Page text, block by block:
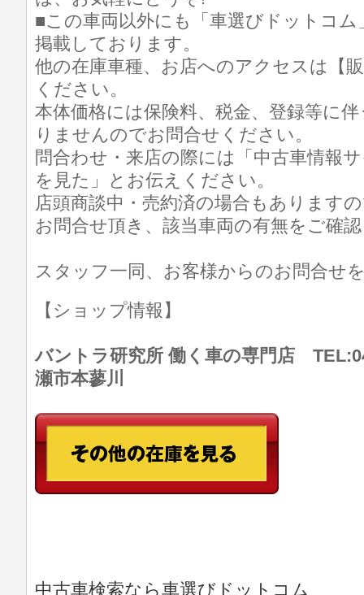
■この車両以外にも「車選びドットコ
掲載しております。
他の在庫車種、お店へのアクセスは【
ください。
本体価格には保険料、税金、登録等に
りませんのでお問合せください。
問合わせ・来店の際には「中古車情報
を見た」とお伝えください。
店頭商談中・売約済の場合もあります
お問合せ頂き、該当車両の有無をご確
スタッフ一同、お客様からのお問合せ
【ショップ情報】
バントラ研究所 働く車の専門店
瀬市本蓼川
中古車検索なら車選びドットコム